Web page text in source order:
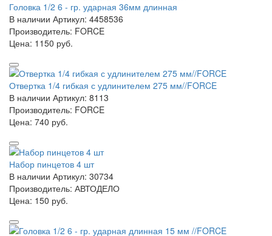
Головка 1/2 6 - гр. ударная 36мм длинная
В наличии Артикул: 4458536
Производитель: FORCE
Цена: 1150 руб.
Отвертка 1/4 гибкая с удлинителем 275 мм//FORCE
В наличии Артикул: 8113
Производитель: FORCE
Цена: 740 руб.
Набор пинцетов 4 шт
В наличии Артикул: 30734
Производитель: АВТОДЕЛО
Цена: 150 руб.